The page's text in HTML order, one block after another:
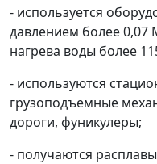
- используется
давлением более
нагрева воды более
- используются
грузоподъемные
дороги, фуникулеры;
- получаются